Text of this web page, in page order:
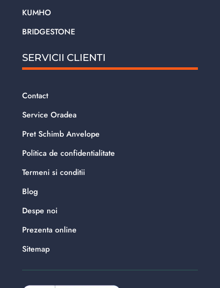
KUMHO
BRIDGESTONE
SERVICII CLIENTI
Contact
Service Oradea
Pret Schimb Anvelope
Politica de confidentialitate
Termeni si conditii
Blog
Despe noi
Prezenta online
Sitemap